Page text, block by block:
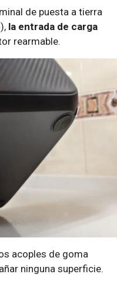
de puesta a tierra
la entrada de carga
rearmable.
acoples de goma
ninguna superficie.